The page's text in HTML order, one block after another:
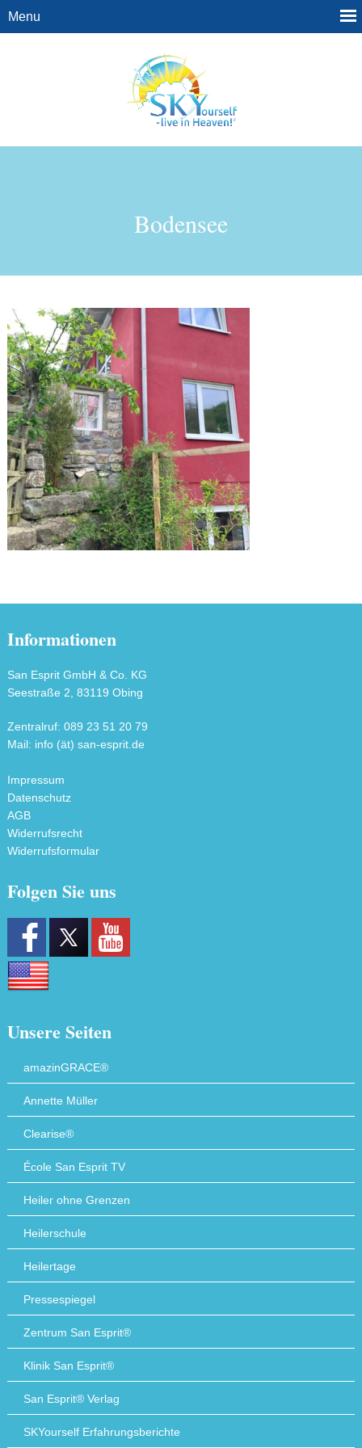
Bodensee
Informationen
San Esprit GmbH & Co. KG
Seestraße 2, 83119 Obing
Zentralruf: 089 23 51 20 79
Mail: info (ät) san-esprit.de
Impressum
Datenschutz
AGB
Widerrufsrecht
Widerrufsformular
Folgen Sie uns
Unsere Seiten
amazinGRACE®
Annette Müller
Clearise®
École San Esprit TV
Heiler ohne Grenzen
Heilerschule
Heilertage
Pressespiegel
Zentrum San Esprit®
Klinik San Esprit®
San Esprit® Verlag
SKYourself Erfahrungsberichte